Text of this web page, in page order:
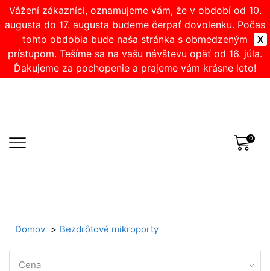
X
Vážení zákazníci, oznamujeme vám, že v období od 10.
augusta do 17. augusta budeme čerpať dovolenku. Počas
tohto obdobia bude naša stránka s obmedzeným
prístupom. Tešíme sa na vašu návštevu opäť od 16. júla.
Ďakujeme za pochopenie a prajeme vám krásne leto!
0
Domov Bezdrôtové mikroporty
Cena